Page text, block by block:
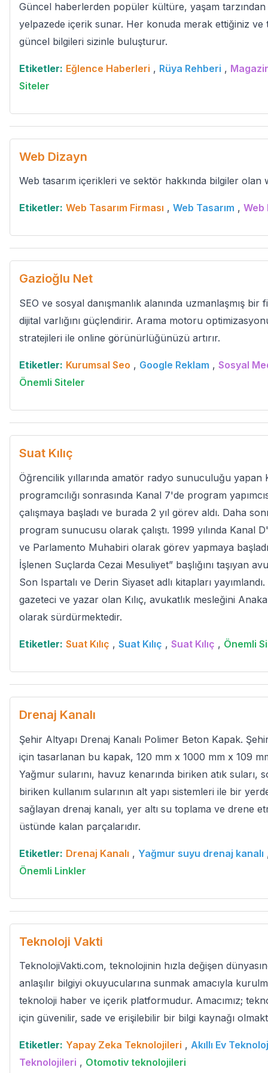
Güncel haberlerden popüler kültüre, yaşam
yelpazede içerik sunar. Her konuda merak ettiğiniz ve
güncel bilgileri sizinle buluşturur.
Etiketler: Eğlence Haberleri , Rüya Rehberi ,
Siteler
Web Dizayn
Web tasarım içerikleri ve sektör hakkında bilgiler olan
Etiketler: Web Tasarım Firması , Web Tasarım , Web
Gazioğlu Net
SEO ve sosyal danışmanlık alanında uzmanlaşmış
dijital varlığını güçlendirir. Arama motoru
stratejileri ile online görünürlüğünüzü artırır.
Etiketler: Kurumsal Seo , Google Reklam , Sosyal
Önemli Siteler
Suat Kılıç
Öğrencilik yıllarında amatör radyo sunuculuğu yapan
programcılığı sonrasında Kanal 7'de program
çalışmaya başladı ve burada 2 yıl görev aldı. Daha
program sunucusu olarak çalıştı. 1999 yılında Kanal
ve Parlamento Muhabiri olarak görev yapmaya
İşlenen Suçlarda Cezai Mesuliyet” başlığını taşıyan
Son Ispartalı ve Derin Siyaset adlı kitapları
gazeteci ve yazar olan Kılıç, avukatlık mesleğini
olarak sürdürmektedir.
Etiketler: Suat Kılıç , Suat Kılıç , Suat Kılıç , Önemli
Drenaj Kanalı
Şehir Altyapı Drenaj Kanalı Polimer Beton Kapak.
için tasarlanan bu kapak, 120 mm x 1000 mm x 109
Yağmur sularını, havuz kenarında biriken atık suları,
biriken kullanım sularının alt yapı sistemleri ile bir
sağlayan drenaj kanalı, yer altı su toplama ve drene
üstünde kalan parçalarıdır.
Etiketler: Drenaj Kanalı , Yağmur suyu drenaj kanalı
Önemli Linkler
Teknoloji Vakti
TeknolojiVakti.com, teknolojinin hızla değişen
anlaşılır bilgiyi okuyucularına sunmak amacıyla
teknoloji haber ve içerik platformudur. Amacımız;
için güvenilir, sade ve erişilebilir bir bilgi kaynağı
Etiketler: Yapay Zeka Teknolojileri , Akıllı Ev
Teknolojileri , Otomotiv teknolojileri